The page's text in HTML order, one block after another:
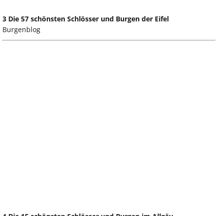
3 Die 57 schönsten Schlösser und Burgen der Eifel
Burgenblog